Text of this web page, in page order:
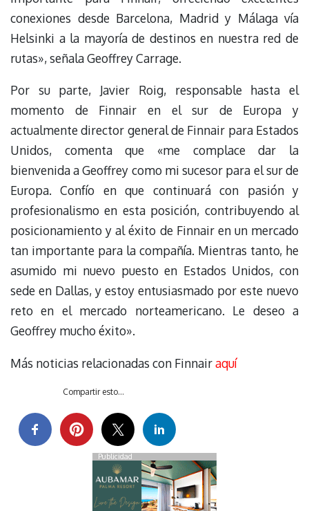
conexiones desde Barcelona, Madrid y Málaga vía
Helsinki a la mayoría de destinos en nuestra red de
rutas», señala Geoffrey Carrage.
Por su parte, Javier Roig, responsable hasta el
momento de Finnair en el sur de Europa y
actualmente director general de Finnair para Estados
Unidos, comenta que «me complace dar la
bienvenida a Geoffrey como mi sucesor para el sur de
Europa. Confío en que continuará con pasión y
profesionalismo en esta posición, contribuyendo al
posicionamiento y al éxito de Finnair en un mercado
tan importante para la compañía. Mientras tanto, he
asumido mi nuevo puesto en Estados Unidos, con
sede en Dallas, y estoy entusiasmado por este nuevo
reto en el mercado norteamericano. Le deseo a
Geoffrey mucho éxito».
Más noticias relacionadas con Finnairaquí
Compartir esto...
Publicidad